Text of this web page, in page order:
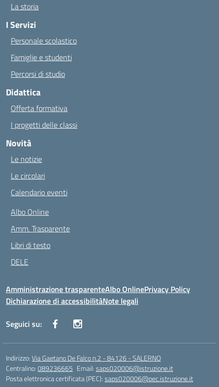
La storia
I Servizi
Personale scolastico
Famiglie e studenti
Percorsi di studio
Didattica
Offerta formativa
I progetti delle classi
Novità
Le notizie
Le circolari
Calendario eventi
Albo Online
Amm. Trasparente
Libri di testo
DELE
Amministrazione trasparenteAlbo OnlinePrivacy Policy
Dichiarazione di accessibilitàNote legali
Seguici su:
Indirizzo:Via Gaetano De Falco n.2 - 84126 - SALERNO
Centralino:089236665 Email:saps020006@istruzione.it
Posta elettronica certificata (PEC):saps020006@pec.istruzione.it